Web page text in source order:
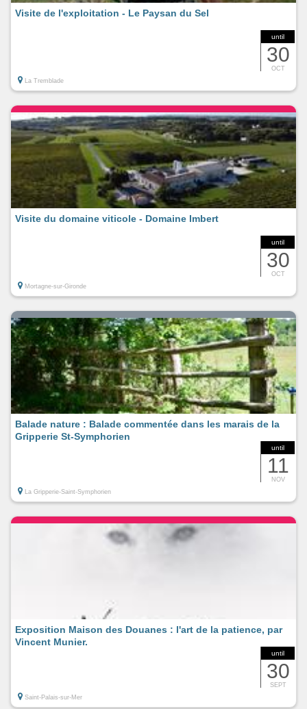
until
30
OCT
Visite de l'exploitation - Le Paysan du Sel
La Tremblade
until
30
OCT
Visite du domaine viticole - Domaine Imbert
Mortagne-sur-Gironde
until
11
NOV
Balade nature : Balade commentée dans les marais de la
Gripperie St-Symphorien
La Gripperie-Saint-Symphorien
until
30
SEPT
Exposition Maison des Douanes : l'art de la patience, par
Vincent Munier.
Saint-Palais-sur-Mer